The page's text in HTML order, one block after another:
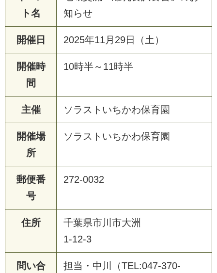
ト名
知らせ
開催日 2025年11月29日（土）
開催時
間
10時半～11時半
主催 ソラストいちかわ保育園
開催場
所
ソラストいちかわ保育園
郵便番
号
272-0032
住所
千葉県市川市大洲
1-12-3
問い合
担当・中川（TEL:047-370-